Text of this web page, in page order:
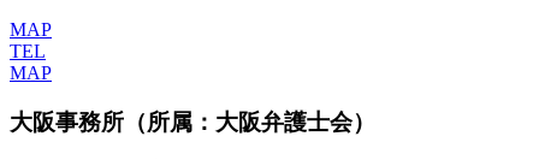
MAP
TEL
MAP
大阪事務所 （所属：大阪弁護士会）